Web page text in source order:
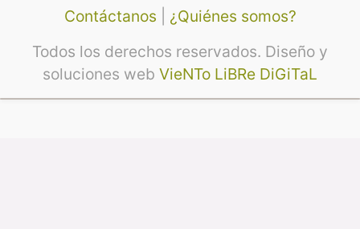
Contáctanos
¿Quiénes somos?
Todos los derechos reservados. Diseño y
soluciones web VieNTo LiBRe DiGiTaL